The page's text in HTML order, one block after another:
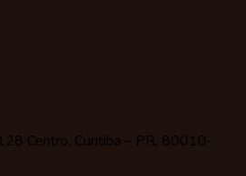
Centro, Curitiba – PR, 80010-